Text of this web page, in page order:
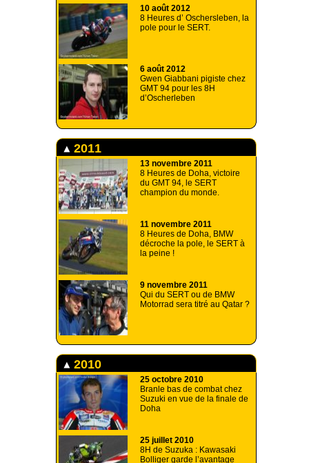
10 août 2012
8 Heures d’ Oschersleben, la
pole pour le SERT.
6 août 2012
Gwen Giabbani pigiste chez
GMT 94 pour les 8H
d’Oscherleben
2011
13 novembre 2011
8 Heures de Doha, victoire
du GMT 94, le SERT
champion du monde.
11 novembre 2011
8 Heures de Doha, BMW
décroche la pole, le SERT à
la peine !
9 novembre 2011
Qui du SERT ou de BMW
Motorrad sera titré au Qatar ?
2010
25 octobre 2010
Branle bas de combat chez
Suzuki en vue de la finale de
Doha
25 juillet 2010
8H de Suzuka : Kawasaki
Bolliger garde l’avantage